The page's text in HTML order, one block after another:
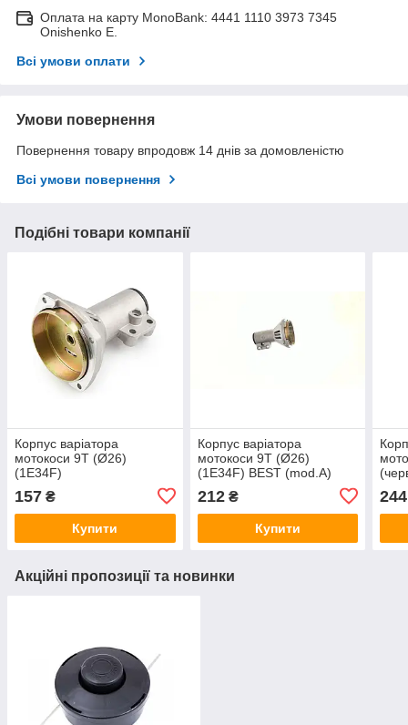
Оплата на карту MonoBank: 4441 1110 3973 7345
Onishenko E.
Всі умови оплати
Умови повернення
Повернення товару впродовж 14 днів за домовленістю
Всі умови повернення
Подібні товари компанії
Корпус варіатора
мотокоси 9T (Ø26)
(1E34F)
157 ₴
Купити
Корпус варіатора
мотокоси 9T (Ø26)
(1E34F) BEST (mod.A)
212₴
Купити
244
Акційні пропозиції та новинки